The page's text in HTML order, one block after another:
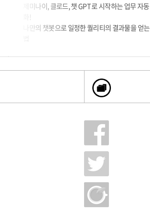
제미나이, 클로드, 챗 GPT 로 시작하는 업무 자동
화!
나만의 챗봇으로 일정한 퀄리티의 결과물을 얻는